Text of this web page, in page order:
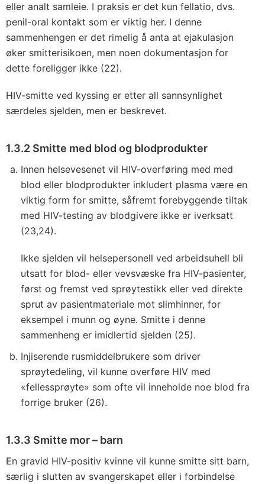
eller analt samleie. I praksis er det kun fellatio, dvs.
penil-oral kontakt som er viktig her. I denne
sammenhengen er det rimelig å anta at ejakulasjon
øker smitterisikoen, men noen dokumentasjon for
dette foreligger ikke (22).
HIV-smitte ved kyssing er etter all sannsynlighet
særdeles sjelden, men er beskrevet.
1.3.2 Smitte med blod og blodprodukter
Innen helsevesenet vil HIV-overføring med med
blod eller blodprodukter inkludert plasma være en
viktig form for smitte, såfremt forebyggende tiltak
med HIV-testing av blodgivere ikke er iverksatt
(23,24).
Ikke sjelden vil helsepersonell ved arbeidsuhell bli
utsatt for blod- eller vevsvæske fra HIV-pasienter,
først og fremst ved sprøytestikk eller ved direkte
sprut av pasientmateriale mot slimhinner, for
eksempel i munn og øyne. Smitte i denne
sammenheng er imidlertid sjelden (25).
Injiserende rusmiddelbrukere som driver
sprøytedeling, vil kunne overføre HIV med
«fellessprøyte» som ofte vil inneholde noe blod fra
forrige bruker (26).
1.3.3 Smitte mor – barn
En gravid HIV-positiv kvinne vil kunne smitte sitt barn,
særlig i slutten av svangerskapet eller i forbindelse